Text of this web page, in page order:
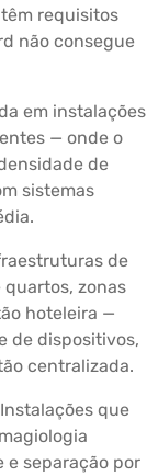
requisitos
não consegue
em instalações
— onde o
de
sistemas
de
zonas
hoteleira —
de dispositivos,
centralizada.
Instalações que
e separação por